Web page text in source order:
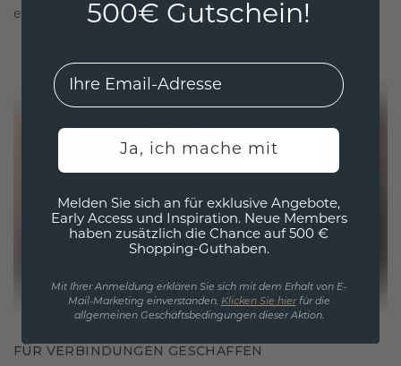
ethisch wie exquisit ist.
FÜR VERBINDUNGEN GESCHAFFEN
500€ Gutschein!
EMail
Ja, ich mache mit
Melden Sie sich an für exklusive Angebote,
Early Access und Inspiration. Neue Members
haben zusätzlich die Chance auf 500 €
Shopping-Guthaben.
Mit Ihrer Anmeldung erklären Sie sich mit dem Erhalt von E-
Mail-Marketing einverstanden. Klicken Sie hierfür die
allgemeinen Geschäftsbedingungen dieser Aktion.